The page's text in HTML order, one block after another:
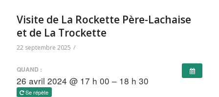
Visite de La Rockette Père-Lachaise
et de La Trockette
22 septembre 2025 /
QUAND :
26 avril 2024 @ 17 h 00 – 18 h 30
Se répète